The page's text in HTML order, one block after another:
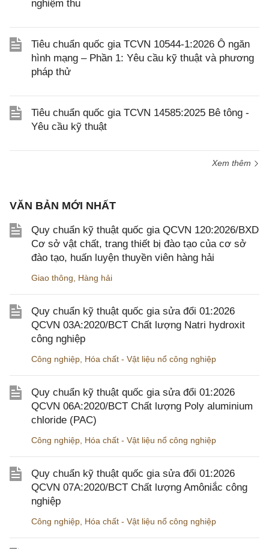
nghiệm thu
Tiêu chuẩn quốc gia TCVN 10544-1:2026 Ô ngăn
hình mạng – Phần 1: Yêu cầu kỹ thuật và phương
pháp thử
Tiêu chuẩn quốc gia TCVN 14585:2025 Bê tông -
Yêu cầu kỹ thuật
Xem thêm
VĂN BẢN MỚI NHẤT
Quy chuẩn kỹ thuật quốc gia QCVN 120:2026/BXD
Cơ sở vật chất, trang thiết bị đào tạo của cơ sở
đào tạo, huấn luyện thuyền viên hàng hải
Giao thông Hàng hải
Quy chuẩn kỹ thuật quốc gia sửa đổi 01:2026
QCVN 03A:2020/BCT Chất lượng Natri hydroxit
công nghiệp
Công nghiệp Hóa chất - Vật liệu nổ công nghiệp
Quy chuẩn kỹ thuật quốc gia sửa đổi 01:2026
QCVN 06A:2020/BCT Chất lượng Poly aluminium
chloride (PAC)
Công nghiệp Hóa chất - Vật liệu nổ công nghiệp
Quy chuẩn kỹ thuật quốc gia sửa đổi 01:2026
QCVN 07A:2020/BCT Chất lượng Amôniắc công
nghiệp
Công nghiệp Hóa chất - Vật liệu nổ công nghiệp